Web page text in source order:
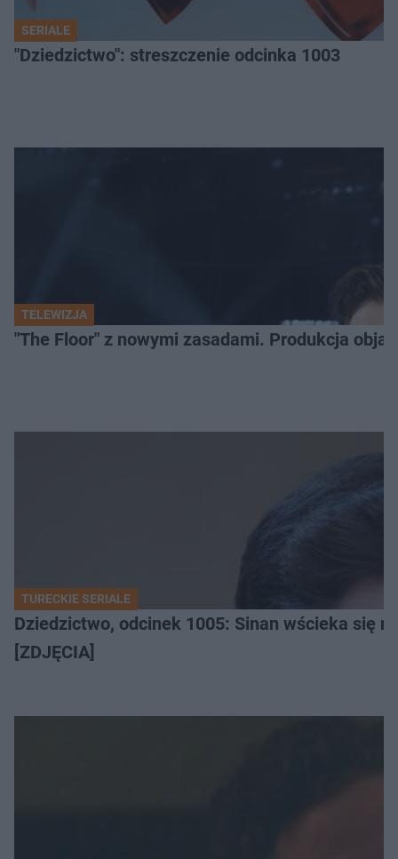
SERIALE
"Dziedzictwo": streszczenie odcinka 1003
TELEWIZJA
"The Floor" z nowymi zasadami. Produkcja
TURECKIE SERIALE
Dziedzictwo, odcinek 1005: Sinan wścieka się
[ZDJĘCIA]